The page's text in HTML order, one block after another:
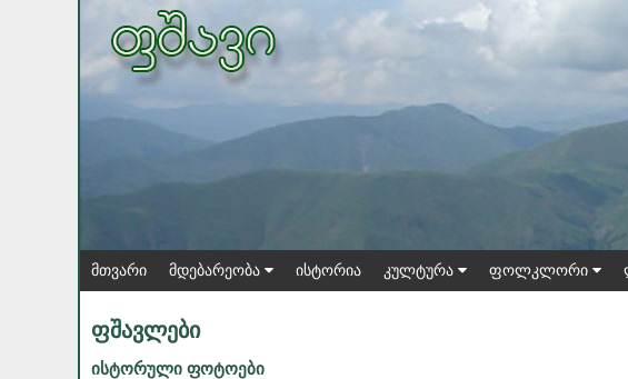
მთვარი მდებარეობა ისტორია კულტურა ფოლკლორი
ფშავლები
ისტორული ფოტოები